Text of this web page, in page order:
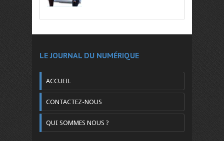
LE JOURNAL DU NUMÉRIQUE
ACCUEIL
CONTACTEZ-NOUS
QUI SOMMES NOUS ?